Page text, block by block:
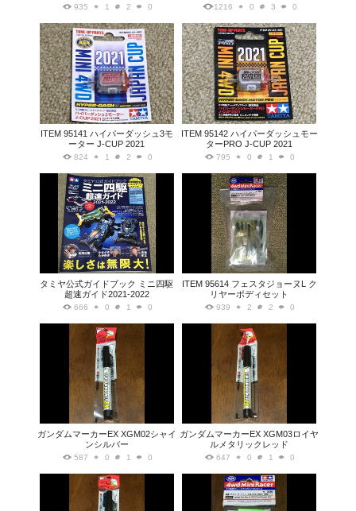
935 1 2 0 1216 0 3 0
ITEM 95141 ハイパーダッシュ3モ
ーター J-CUP 2021
824 1 2 0
ITEM 95142 ハイパーダッシュモー
ターPRO J-CUP 2021
795 0 1 0
タミヤ公式ガイドブック ミニ四駆
超速ガイド2021-2022
666 0 1 0
ITEM 95614 フェスタジョーヌL ク
リヤーボディセット
939 2 2 0
ガンダムマーカーEX XGM02シャイ
ンシルバー
587 0 1 0
ガンダムマーカーEX XGM03ロイヤ
ルメタリックレッド
647 0 1 0